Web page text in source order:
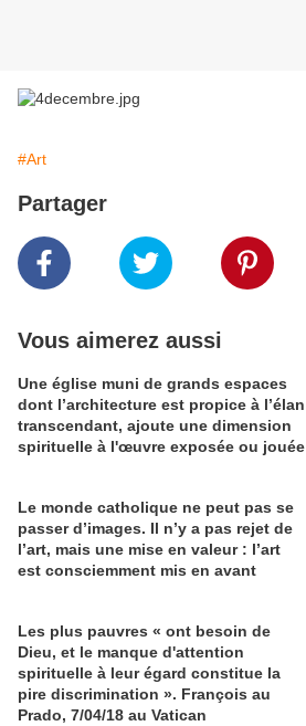
#Art
Partager
Vous aimerez aussi
Une église muni de grands espaces
dont l’architecture est propice à l’élan
transcendant, ajoute une dimension
spirituelle à l'œuvre exposée ou jouée
Le monde catholique ne peut pas se
passer d’images. Il n’y a pas rejet de
l’art, mais une mise en valeur : l’art
est consciemment mis en avant
Les plus pauvres « ont besoin de
Dieu, et le manque d'attention
spirituelle à leur égard constitue la
pire discrimination ». François au
Prado, 7/04/18 au Vatican